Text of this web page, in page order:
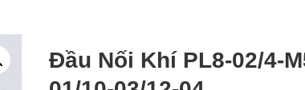
Đầu Nối Khí PL8-02/4-